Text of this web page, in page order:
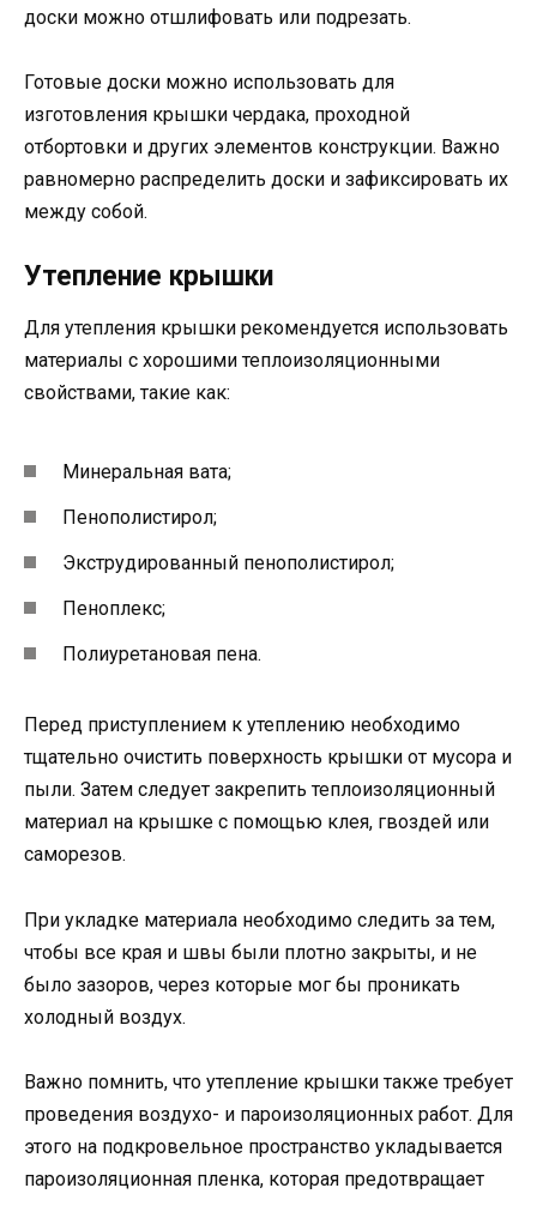
доски можно отшлифовать или подрезать.
Готовые доски можно использовать для
изготовления крышки чердака, проходной
отбортовки и других элементов конструкции. Важно
равномерно распределить доски и зафиксировать их
между собой.
Утепление крышки
Для утепления крышки рекомендуется использовать
материалы с хорошими теплоизоляционными
свойствами, такие как:
Минеральная вата;
Пенополистирол;
Экструдированный пенополистирол;
Пеноплекс;
Полиуретановая пена.
Перед приступлением к утеплению необходимо
тщательно очистить поверхность крышки от мусора и
пыли. Затем следует закрепить теплоизоляционный
материал на крышке с помощью клея, гвоздей или
саморезов.
При укладке материала необходимо следить за тем,
чтобы все края и швы были плотно закрыты, и не
было зазоров, через которые мог бы проникать
холодный воздух.
Важно помнить, что утепление крышки также требует
проведения воздухо- и пароизоляционных работ. Для
этого на подкровельное пространство укладывается
пароизоляционная пленка, которая предотвращает